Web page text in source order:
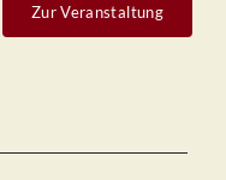
Zur Veranstaltung